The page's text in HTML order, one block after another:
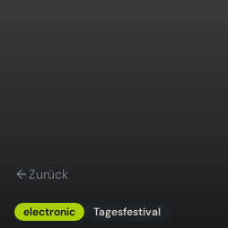
Zurück
electronic Tagesfestival